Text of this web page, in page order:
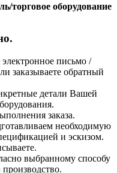
торговое оборудование
письмо /
заказываете обратный
детали Вашей
заказа.
необходимую
и эскизом.
выбранному способу